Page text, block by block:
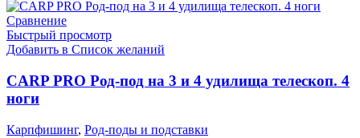
Сравнение
Быстрый просмотр
Добавить в Список желаний
CARP PRO Род-под на 3 и 4 удилища телескоп. 4
ноги
Карпфишинг, Род-поды и подставки